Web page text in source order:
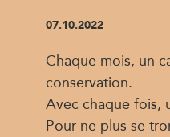
07.10.2022
Chaque mois, un
conservation.
Avec chaque fois,
Pour ne plus se